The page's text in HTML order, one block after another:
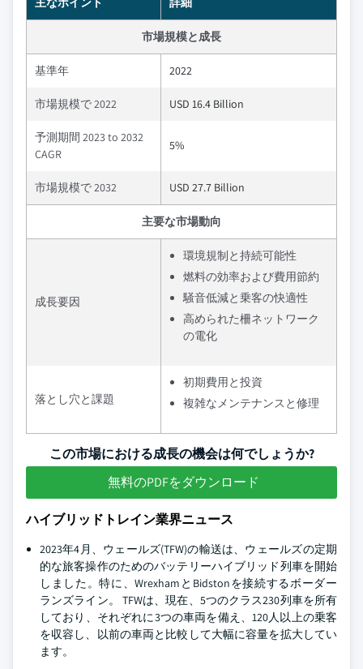
市場規模と成長
基準年 2022
市場規模で 2022 USD 16.4 Billion
予測期間 2023 to 2032
CAGR
5%
市場規模で 2032 USD 27.7 Billion
主要な市場動向
成長要因
環境規制と持続可能性
燃料の効率および費用節約
騒音低減と乗客の快適性
高められた柵ネットワーク
の電化
落とし穴と課題
初期費用と投資
複雑なメンテナンスと修理
この市場における成長の機会は何でしょうか?
無料のPDFをダウンロード
ハイブリッドトレイン業界ニュース
2023年4月、ウェールズ(TFW)の輸送は、ウェールズの定期
的な旅客操作のためのバッテリーハイブリッド列車を開始
しました。特に、WrexhamとBidstonを接続するボーダー
ランズライン。 TFWは、現在、5つのクラス230列車を所有
しており、それぞれに3つの車両を備え、120人以上の乗客
を収容し、以前の車両と比較して大幅に容量を拡大してい
ます。